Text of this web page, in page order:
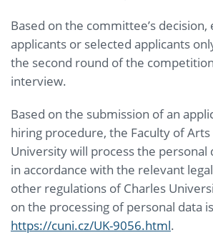
Based on the committee’s decision,
applicants or selected applicants
the second round of the
interview.
Based on the submission of an
hiring procedure, the Faculty of
University will process the personal
in accordance with the relevant
other regulations of Charles
on the processing of personal data
https://cuni.cz/UK-9056.html.